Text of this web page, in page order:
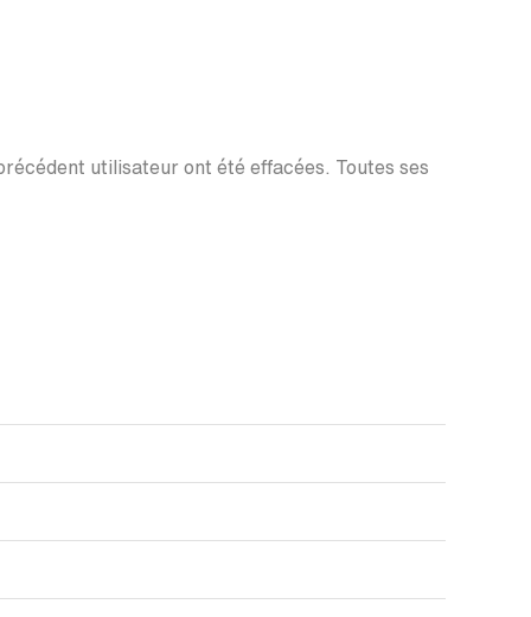
utilisateur ont été effacées. Toutes ses